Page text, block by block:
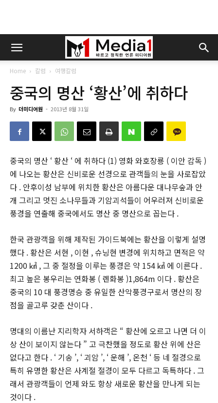
Home 칼럼 여행칼럼
중국의 명산 ‘황산’에 취하다
By 더미디어원 - 2013년 8월 31일
중국의 명산 ‘ 황산 ‘ 에 취하다 (1) 영화 와호장룡 ( 이안 감독 )
에 나오는 황산은 신비로운 선경으로 관객들의 눈을 사로잡았
다 . 안후이성 남부에 위치한 황산은 아름다운 대나무숲과 안
개 그리고 멋진 소나무들과 기암괴석들이 어우러져 신비로운
풍경을 연출해 중국에서도 명산 중 명산으로 꼽는다 .
한국 관광객을 위해 제작된 가이드북에는 황산을 이렇게 설명
했다 . 황산은 서현 , 이현 , 슈닝현 변경에 위치하고 면적은 약
1200 ㎢ , 그 중 절정을 이루는 풍경은 약 154 ㎢ 에 이른다 .
최고 높은 봉우리는 연화봉 ( 롄화봉 )1,864m 이다 . 황산은
중국의 10 대 풍경명승 중 유일한 산악풍경구로서 명산의 장
점을 골고루 갖춘 산이다 .
명대의 이름난 지리학자 서하객은 “ 황산에 오르고 나면 더 이
상 산이 보이지 않는다 ” 고 극찬했을 정도로 황산 위에 산은
없다고 한다 . ‘ 기송 ’, ‘ 괴암 ’, ‘ 운해 ’, 온천 ‘ 등 네 절경으로
특히 유명한 황산은 사계절 절경이 모두 다르고 독특하다 . 그
래서 관광객들이 언제 와도 항상 새로운 황산을 만나게 되는
것이다 .